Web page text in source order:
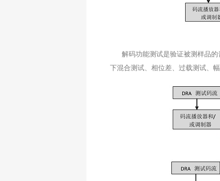
解码功能测试是验证被测样品
下混合测试、相位差、过载测试、